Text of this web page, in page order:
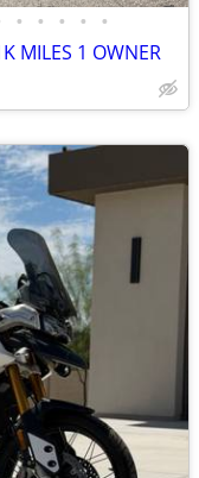
• • • • •
MILES 1 OWNER